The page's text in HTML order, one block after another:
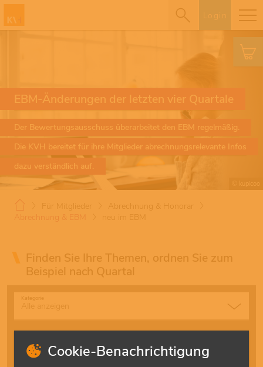
Cookie-Benachrichtigung
Login
© kupicoo
EBM-Änderungen der letzten vier Quartale
Der Bewertungsausschuss überarbeitet den EBM regelmäßig.
Die KVH bereitet für ihre Mitglieder abrechnungsrelevante Infos
dazu verständlich auf.
Für Mitglieder
Abrechnung & Honorar
Abrechnung & EBM
neu im EBM
Finden Sie Ihre Themen, ordnen Sie zum
Beispiel nach Quartal
Kategorie